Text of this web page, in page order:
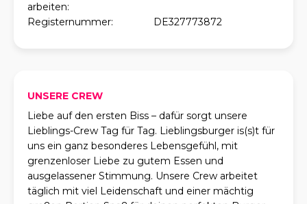
arbeiten:
Registernummer: DE327773872
UNSERE CREW
Liebe auf den ersten Biss – dafür sorgt unsere
Lieblings-Crew Tag für Tag. Lieblingsburger is(s)t für
uns ein ganz besonderes Lebensgefühl, mit
grenzenloser Liebe zu gutem Essen und
ausgelassener Stimmung. Unsere Crew arbeitet
täglich mit viel Leidenschaft und einer mächtig